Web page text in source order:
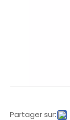
Partager sur: